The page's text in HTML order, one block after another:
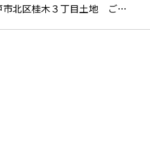
市北区桂木３丁目土地 ご…